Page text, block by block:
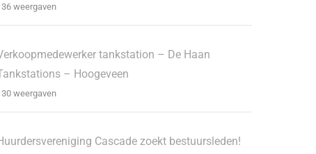
weergaven
tankstation – De Haan
– Hoogeveen
weergaven
Cascade zoekt bestuursleden!